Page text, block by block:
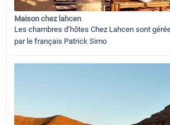
Maison chez lahcen
Les chambres d’hôtes Chez Lahcen sont
par le français Patrick Simo